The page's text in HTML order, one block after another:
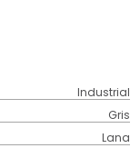
Industrial
Gris
Lana